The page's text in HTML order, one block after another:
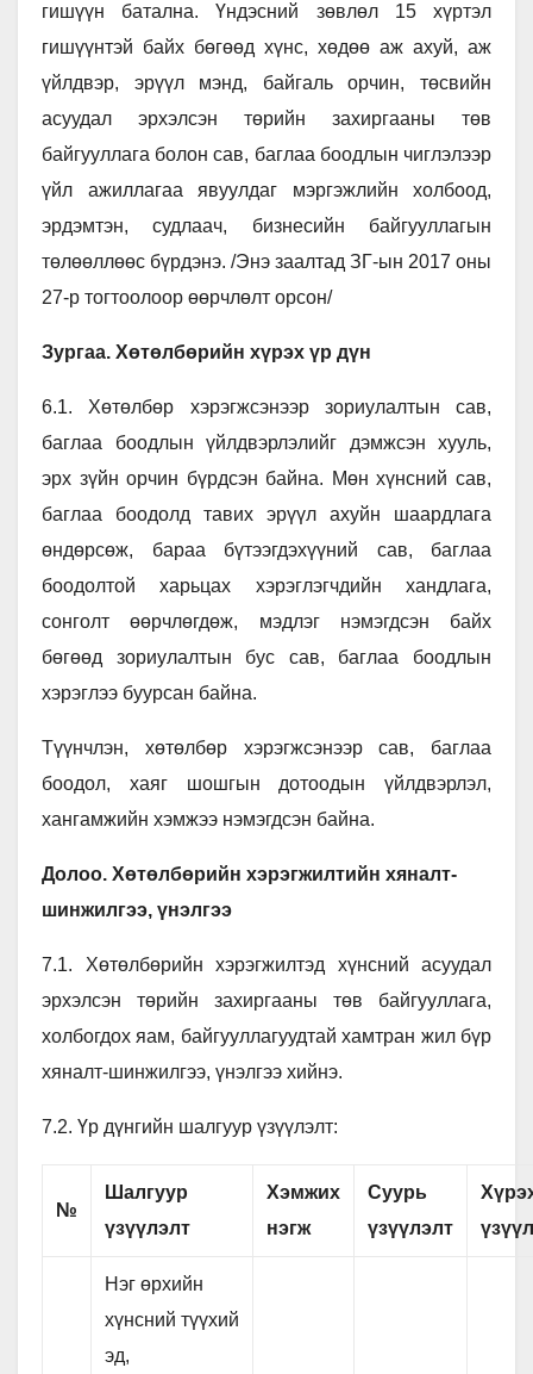
гишүүн батална. Үндэсний зөвлөл 15 хүртэл
гишүүнтэй байх бөгөөд хүнс, хөдөө аж ахуй, аж
үйлдвэр, эрүүл мэнд, байгаль орчин, төсвийн
асуудал эрхэлсэн төрийн захиргааны төв
байгууллага болон сав, баглаа боодлын чиглэлээр
үйл ажиллагаа явуулдаг мэргэжлийн холбоод,
эрдэмтэн, судлаач, бизнесийн байгууллагын
төлөөллөөс бүрдэнэ. /Энэ заалтад ЗГ-ын 2017 оны
27-р тогтоолоор өөрчлөлт орсон/
Зургаа. Хөтөлбөрийн хүрэх үр дүн
6.1. Хөтөлбөр хэрэгжсэнээр зориулалтын сав,
баглаа боодлын үйлдвэрлэлийг дэмжсэн хууль,
эрх зүйн орчин бүрдсэн байна. Мөн хүнсний сав,
баглаа боодолд тавих эрүүл ахуйн шаардлага
өндөрсөж, бараа бүтээгдэхүүний сав, баглаа
боодолтой харьцах хэрэглэгчдийн хандлага,
сонголт өөрчлөгдөж, мэдлэг нэмэгдсэн байх
бөгөөд зориулалтын бус сав, баглаа боодлын
хэрэглээ буурсан байна.
Түүнчлэн, хөтөлбөр хэрэгжсэнээр сав, баглаа
боодол, хаяг шошгын дотоодын үйлдвэрлэл,
хангамжийн хэмжээ нэмэгдсэн байна.
Долоо. Хөтөлбөрийн хэрэгжилтийн хяналт-
шинжилгээ, үнэлгээ
7.1. Хөтөлбөрийн хэрэгжилтэд хүнсний асуудал
эрхэлсэн төрийн захиргааны төв байгууллага,
холбогдох яам, байгууллагуудтай хамтран жил бүр
хяналт-шинжилгээ, үнэлгээ хийнэ.
7.2. Үр дүнгийн шалгуур үзүүлэлт:
№
Шалгуур
үзүүлэлт
Хэмжих
нэгж
Суурь
үзүүлэлт
Нэг өрхийн
хүнсний түүхий
эд,